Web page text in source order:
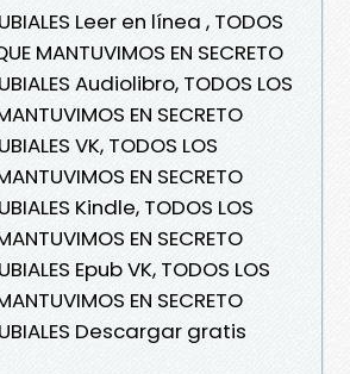
Leer en línea , TODOS
MANTUVIMOS EN SECRETO
Audiolibro, TODOS LOS
EN SECRETO
VK, TODOS LOS
EN SECRETO
Kindle, TODOS LOS
EN SECRETO
Epub VK, TODOS LOS
EN SECRETO
Descargar gratis